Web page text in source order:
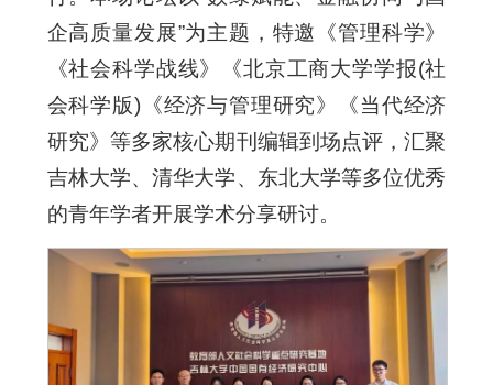
企高质量发展”为主题，特邀《管理科学》
《社会科学战线》《北京工商大学学报(社
会科学版)《经济与管理研究》《当代经济
研究》等多家核心期刊编辑到场点评，汇聚
吉林大学、清华大学、东北大学等多位优秀
的青年学者开展学术分享研讨。